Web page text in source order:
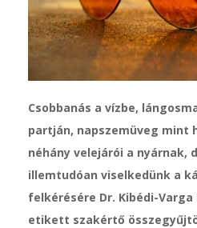
Csobbanás a vízbe,
partján, napszemüveg mint
néhány velejárói a nyárnak,
illemtudóan viselkedünk a
felkérésére Dr. Kibédi-
etikett szakértő